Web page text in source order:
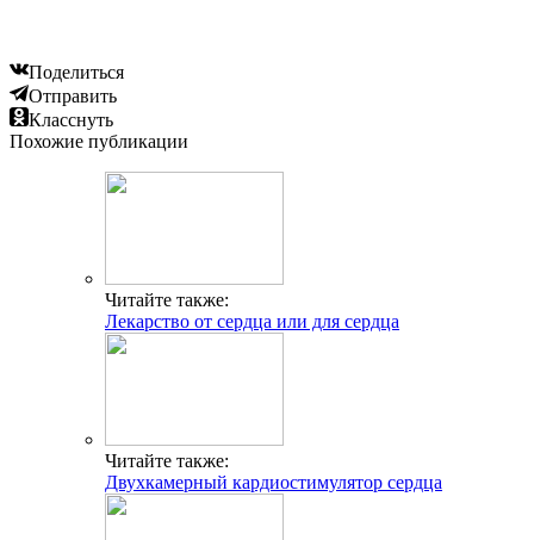
Поделиться
Отправить
Класснуть
Похожие публикации
Читайте также:
Лекарство от сердца или для сердца
Читайте также:
Двухкамерный кардиостимулятор сердца